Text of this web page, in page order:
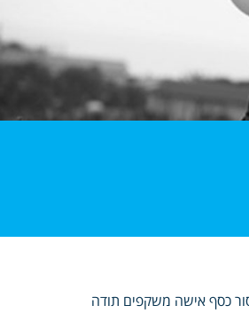
כסף אישה משקפים תודה